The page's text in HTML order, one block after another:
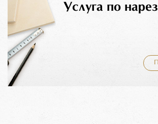
Услуга по